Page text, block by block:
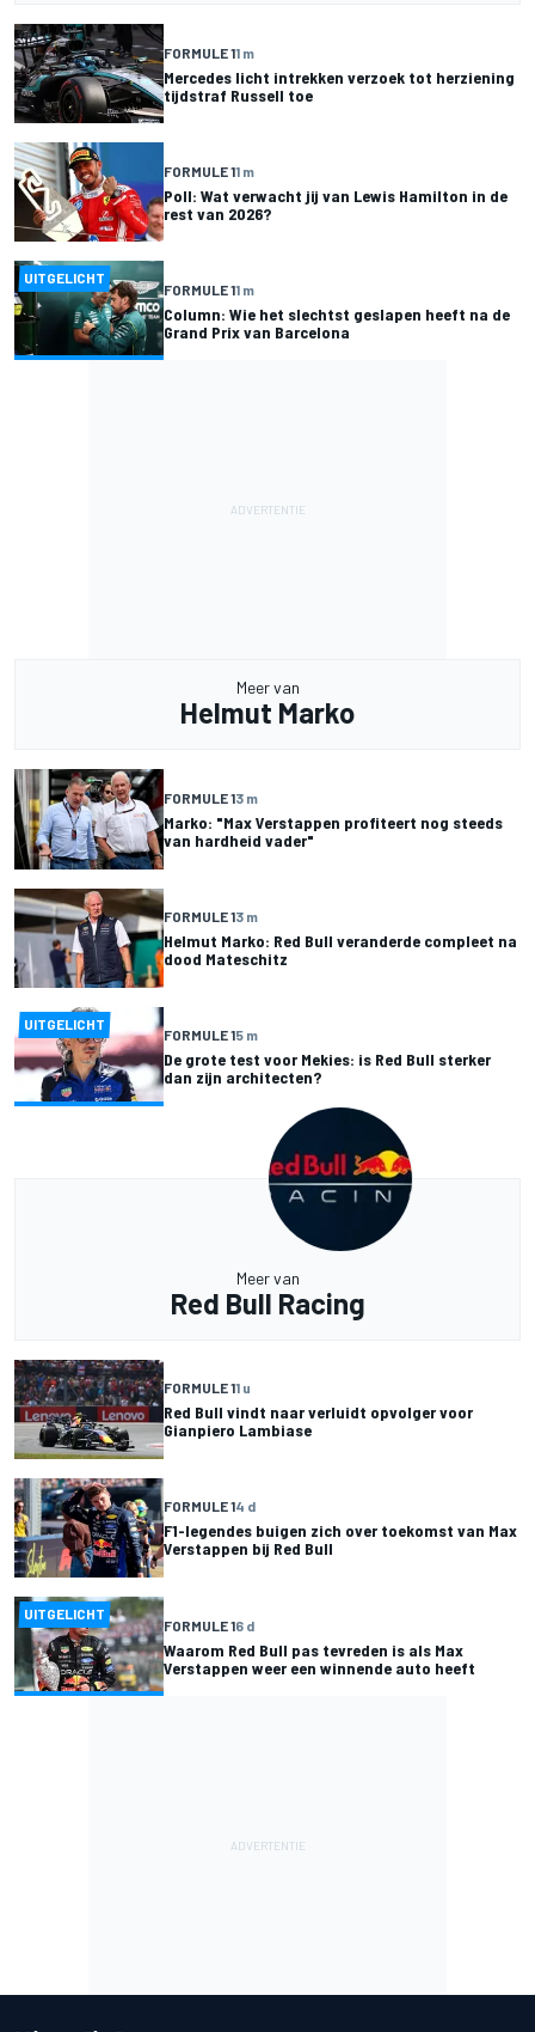
FORMULE 11 m
Mercedes licht intrekken verzoek tot herziening
tijdstraf Russell toe
FORMULE 11 m
Poll: Wat verwacht jij van Lewis Hamilton in de
rest van 2026?
UITGELICHT
FORMULE 11 m
Column: Wie het slechtst geslapen heeft na de
Grand Prix van Barcelona
Meer van
Helmut Marko
FORMULE 13 m
Marko: "Max Verstappen profiteert nog steeds
van hardheid vader"
FORMULE 13 m
Helmut Marko: Red Bull veranderde compleet na
dood Mateschitz
UITGELICHT
FORMULE 15 m
De grote test voor Mekies: is Red Bull sterker
dan zijn architecten?
Meer van
Red Bull Racing
FORMULE 11 u
Red Bull vindt naar verluidt opvolger voor
Gianpiero Lambiase
FORMULE 14 d
F1-legendes buigen zich over toekomst van Max
Verstappen bij Red Bull
UITGELICHT
FORMULE 16 d
Waarom Red Bull pas tevreden is als Max
Verstappen weer een winnende auto heeft